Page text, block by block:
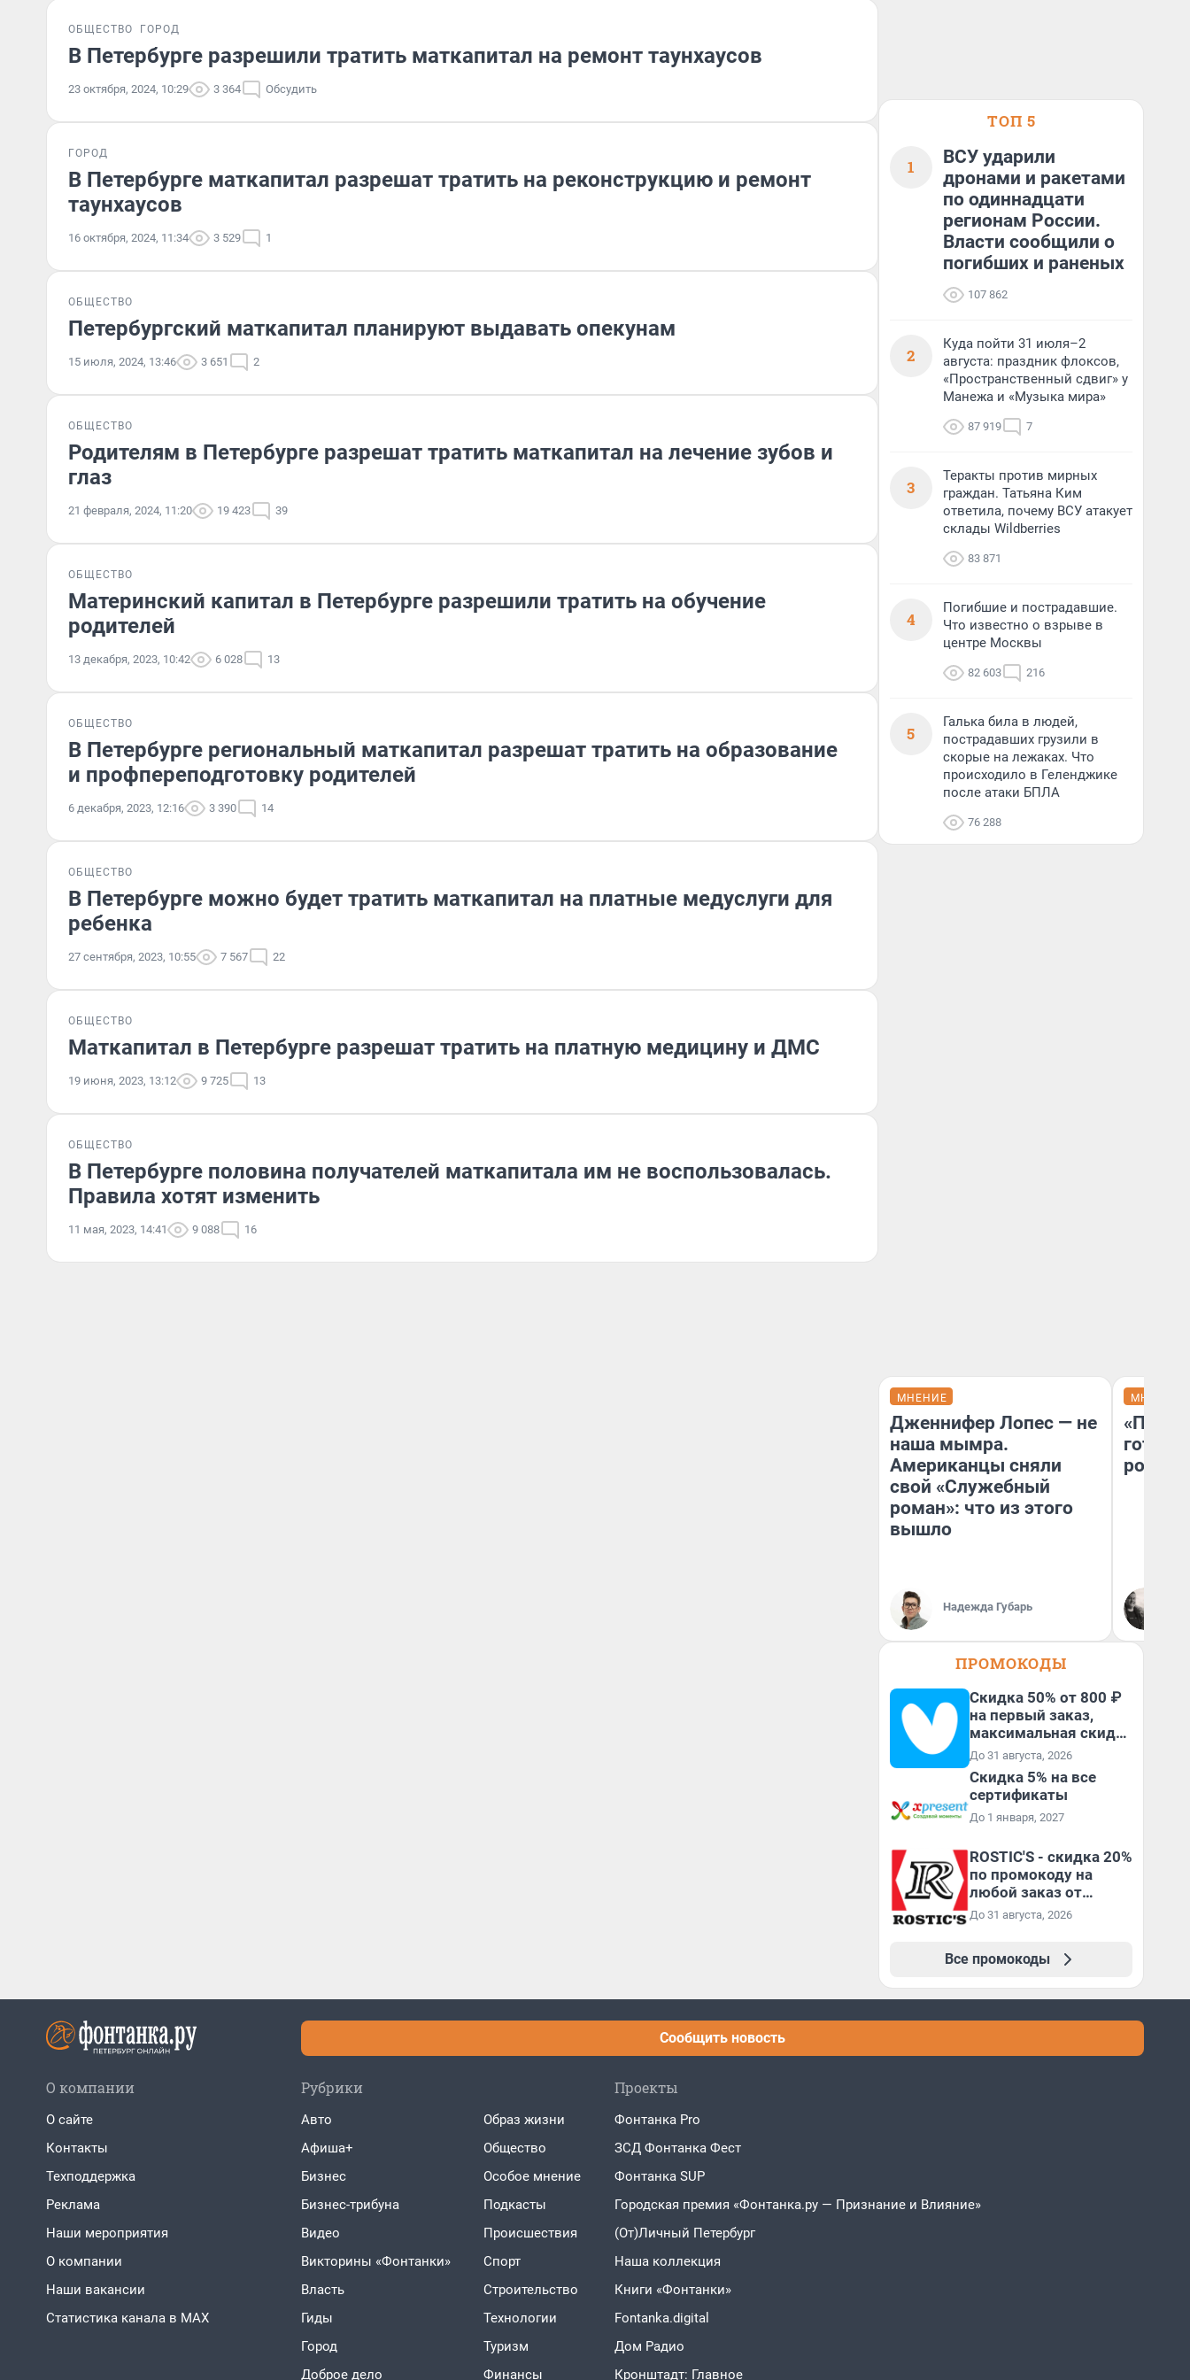
ОБЩЕСТВО ГОРОД
В Петербурге разрешили тратить маткапитал на ремонт таунхаусов
23 октября, 2024, 10:29 3 364 Обсудить
ГОРОД
В Петербурге маткапитал разрешат тратить на реконструкцию и ремонт
таунхаусов
16 октября, 2024, 11:34 3 529 1
ОБЩЕСТВО
Петербургский маткапитал планируют выдавать опекунам
15 июля, 2024, 13:46 3 651 2
ОБЩЕСТВО
Родителям в Петербурге разрешат тратить маткапитал на лечение зубов и
глаз
21 февраля, 2024, 11:20 19 423 39
ОБЩЕСТВО
Материнский капитал в Петербурге разрешили тратить на обучение
родителей
13 декабря, 2023, 10:42 6 028 13
ОБЩЕСТВО
В Петербурге региональный маткапитал разрешат тратить на образование
и профпереподготовку родителей
6 декабря, 2023, 12:16 3 390 14
ОБЩЕСТВО
В Петербурге можно будет тратить маткапитал на платные медуслуги для
ребенка
27 сентября, 2023, 10:55 7 567 22
ОБЩЕСТВО
Маткапитал в Петербурге разрешат тратить на платную медицину и ДМС
19 июня, 2023, 13:12 9 725 13
ОБЩЕСТВО
В Петербурге половина получателей маткапитала им не воспользовалась.
Правила хотят изменить
11 мая, 2023, 14:41 9 088 16
ТОП 5
1
ВСУ ударили
дронами и ракетами
по одиннадцати
регионам России.
Власти сообщили о
погибших и раненых
107 862
2
Куда пойти 31 июля–2
августа: праздник флоксов,
«Пространственный сдвиг» у
Манежа и «Музыка мира»
87 919 7
3
Теракты против мирных
граждан. Татьяна Ким
ответила, почему ВСУ атакует
склады Wildberries
83 871
4
Погибшие и пострадавшие.
Что известно о взрыве в
центре Москвы
82 603 216
5
Галька била в людей,
пострадавших грузили в
скорые на лежаках. Что
происходило в Геленджике
после атаки БПЛА
76 288
МНЕНИЕ
Дженнифер Лопес — не
наша мымра.
Американцы сняли
свой «Служебный
роман»: что из этого
вышло
Надежда Губарь
МНЕНИЕ
готов
ПРОМОКОДЫ
Скидка 50% от 800 ₽
на первый заказ,
максимальная скидка
600 ₽
До 31 августа, 2026
Скидка 5% на все
сертификаты
До 1 января, 2027
ROSTIC'S - скидка 20%
по промокоду на
любой заказ от
3199₽!
До 31 августа, 2026
Все промокоды
Сообщить новость
О компании
О сайте
Контакты
Техподдержка
Реклама
Наши мероприятия
О компании
Наши вакансии
Статистика канала в MAX
Рубрики
Авто
Афиша+
Бизнес
Бизнес-трибуна
Видео
Викторины «Фонтанки»
Власть
Гиды
Город
Доброе дело
Образ жизни
Общество
Особое мнение
Подкасты
Проиcшествия
Спорт
Строительство
Технологии
Туризм
Финансы
Проекты
Фонтанка Pro
ЗСД Фонтанка Фест
Фонтанка SUP
Городская премия «Фонтанка.ру — Признание и Влияние»
(От)Личный Петербург
Наша коллекция
Книги «Фонтанки»
Fontanka.digital
Дом Радио
Кронштадт: Главное